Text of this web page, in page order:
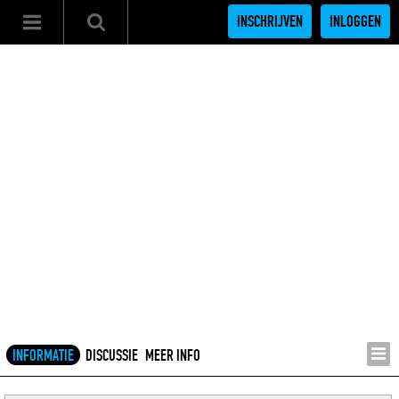
INSCHRIJVEN INLOGGEN
INFORMATIE DISCUSSIE MEER INFO